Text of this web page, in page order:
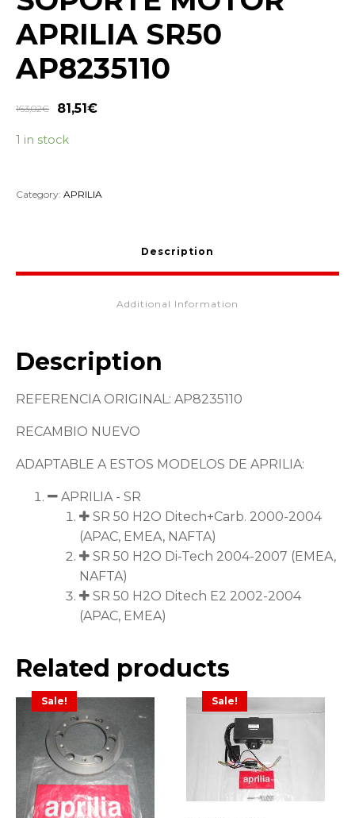
APRILIA SR50
AP8235110
163,02€ 81,51 €
1 in stock
Category: APRILIA
Description
Additional Information
Description
REFERENCIA ORIGINAL: AP8235110
RECAMBIO NUEVO
ADAPTABLE A ESTOS MODELOS DE APRILIA:
APRILIA - SR
SR 50 H2O Ditech+Carb. 2000-2004
(APAC, EMEA, NAFTA)
SR 50 H2O Di-Tech 2004-2007 (EMEA,
NAFTA)
SR 50 H2O Ditech E2 2002-2004
(APAC, EMEA)
Related products
Sale! Sale!